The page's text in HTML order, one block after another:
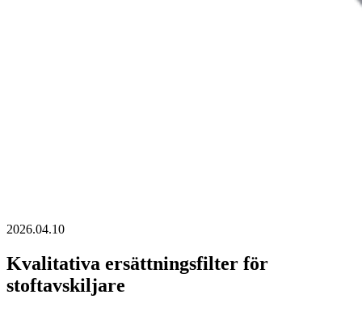
2026.04.10
Kvalitativa ersättningsfilter för
stoftavskiljare